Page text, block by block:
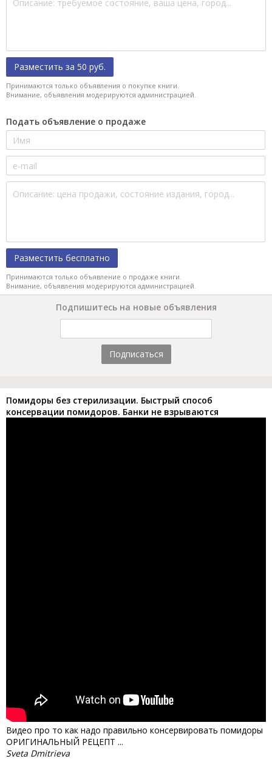
Разместить за 50 руб.
Принимаются только объявления о покупке книги.
Внимание, объявления модерируются администрацией.
Подать объявление о продаже
Разместить бесплатно
Принимаются только объявление о продаже книги.
Внимание, объявления модерируются администрацией.
Подпишитесь на новые объявления
Подписаться
Помидоры без стерилизации. Быстрый способ
консервации помидоров. Банки не взрываются
Видео про то как надо правильно консервировать помидоры
ОРИГИНАЛЬНЫЙ РЕЦЕПТ ...
Sveta Dmitrieva